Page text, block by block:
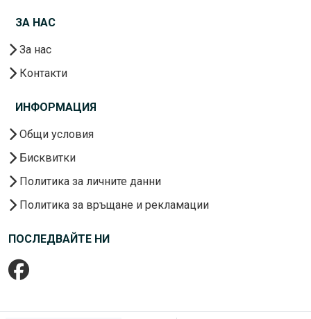
ЗА НАС
За нас
Контакти
ИНФОРМАЦИЯ
Общи условия
Бисквитки
Политика за личните данни
Политика за връщане и рекламации
ПОСЛЕДВАЙТЕ НИ